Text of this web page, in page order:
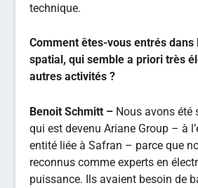
technique.
Comment êtes-vous entrés dans
spatial, qui semble a priori très
autres activités ?
Benoit Schmitt – Nous avons été
qui est devenu Ariane Group – à
entité liée à Safran – parce que
reconnus comme experts en
puissance. Ils avaient besoin de